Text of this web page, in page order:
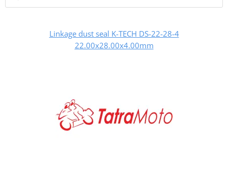
Linkage dust seal K-TECH DS-22-28-4
22.00x28.00x4.00mm